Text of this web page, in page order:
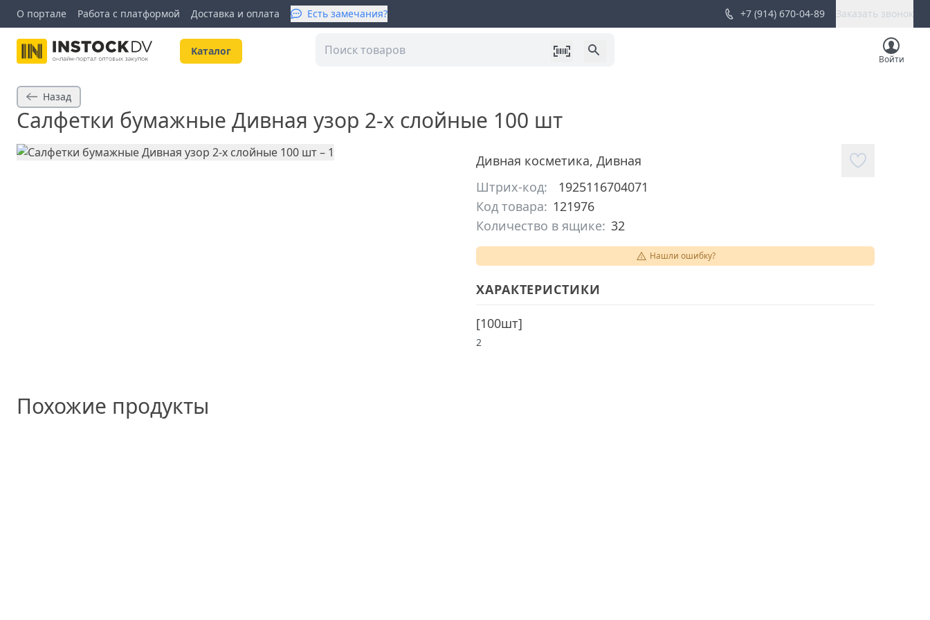
О портале Работа с платформой Доставка и оплата Есть замечания? +7 (914) 670-04-89 Заказать звонок
Kаталог
Войти
Назад
Салфетки бумажные Дивная узор 2-х слойные 100 шт
Дивная косметика, Дивная
Штрих-код:
1925116704071
Код товара: 121976
Количество в ящике: 32
Нашли ошибку?
ХАРАКТЕРИСТИКИ
[100шт]
2
Похожие продукты